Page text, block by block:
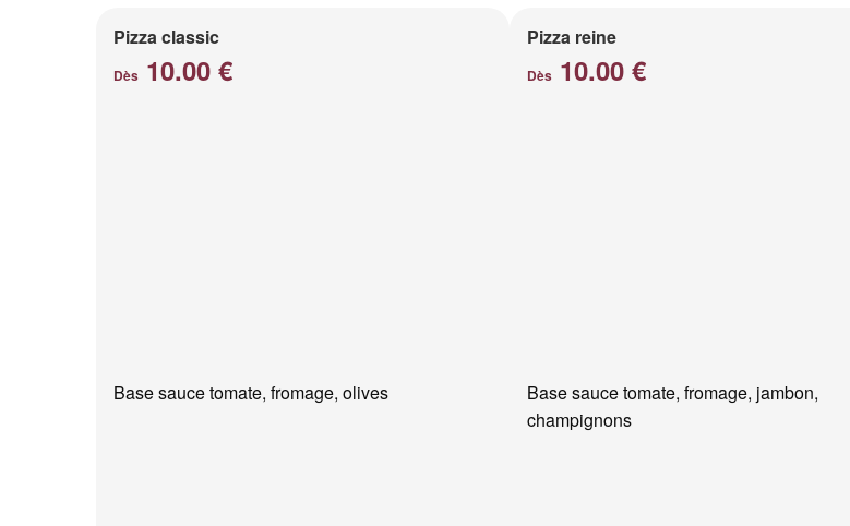
Pizza classic
Dès 10.00 €
Base sauce tomate, fromage, olives
Pizza reine
Dès10.00 €
Base sauce tomate, fromage, jambon,
champignons